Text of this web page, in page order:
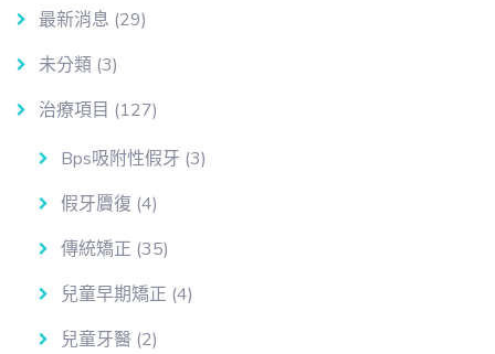
最新消息 (29)
未分類 (3)
治療項目 (127)
Bps吸附性假牙 (3)
假牙贗復 (4)
傳統矯正 (35)
兒童早期矯正 (4)
兒童牙醫 (2)